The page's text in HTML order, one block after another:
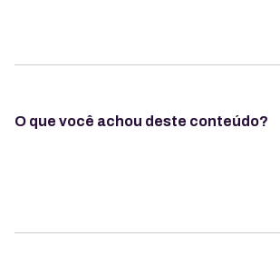
O que você achou deste conteúdo?